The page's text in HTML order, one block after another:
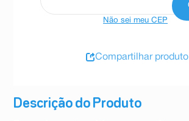
Descrição do Produto
Não sei meu CEP
Compartilhar produto